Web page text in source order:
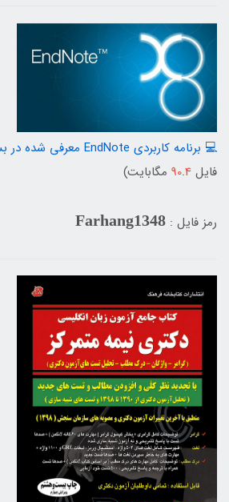
💻 برنامه کاربردی EndNote معرفی شده در بسته مقاله نویسی
فایل
90.4 مگابایت)
رمز فایل : Farhang1348